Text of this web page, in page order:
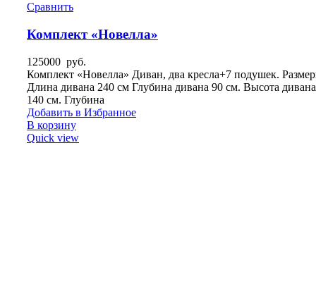
Сравнить
Комплект «Новелла»
125000 руб.
Комплект «Новелла» Диван, два кресла+7 подушек.
Длина дивана 240 см Глубина дивана 90 см. Высота дивана
140 см. Глубина
Добавить в Избранное
В корзину
Quick view